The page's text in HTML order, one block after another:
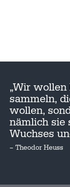
„Wir
sammeln,
wollen,
nämlich sie
Wuchses
– Theodor Heuss